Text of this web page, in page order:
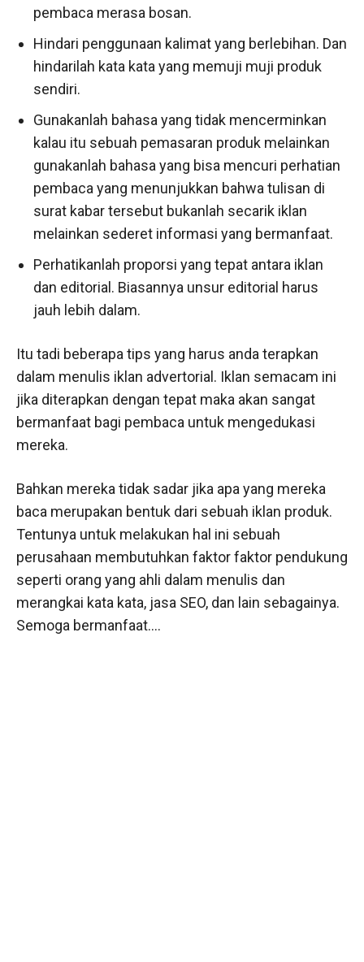
pembaca merasa bosan.
Hindari penggunaan kalimat yang berlebihan. Dan
hindarilah kata kata yang memuji muji produk
sendiri.
Gunakanlah bahasa yang tidak mencerminkan
kalau itu sebuah pemasaran produk melainkan
gunakanlah bahasa yang bisa mencuri perhatian
pembaca yang menunjukkan bahwa tulisan di
surat kabar tersebut bukanlah secarik iklan
melainkan sederet informasi yang bermanfaat.
Perhatikanlah proporsi yang tepat antara iklan
dan editorial. Biasannya unsur editorial harus
jauh lebih dalam.
Itu tadi beberapa tips yang harus anda terapkan
dalam menulis iklan advertorial. Iklan semacam ini
jika diterapkan dengan tepat maka akan sangat
bermanfaat bagi pembaca untuk mengedukasi
mereka.
Bahkan mereka tidak sadar jika apa yang mereka
baca merupakan bentuk dari sebuah iklan produk.
Tentunya untuk melakukan hal ini sebuah
perusahaan membutuhkan faktor faktor pendukung
seperti orang yang ahli dalam menulis dan
merangkai kata kata, jasa SEO, dan lain sebagainya.
Semoga bermanfaat….